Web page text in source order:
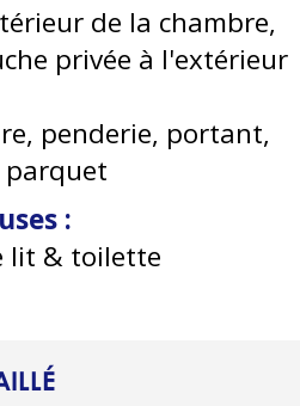
de la chambre
privée à l'extérieur
penderie, portant
parquet
:
lit & toilette